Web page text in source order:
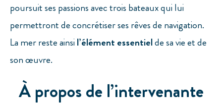
poursuit ses passions avec trois bateaux qui lui
permettront de concrétiser ses rêves de navigation.
La mer reste ainsil’élément essentielde sa vie et de
son œuvre.
À propos de l’intervenante